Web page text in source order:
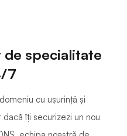
specialitate
7
cu ușurință și
îți securizezi un nou